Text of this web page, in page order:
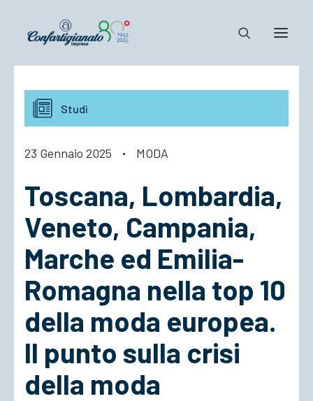
Notizie e Documenti
Confartigianato
Cosa Facciamo
ACCEDI
Studi
23 Gennaio 2025 · MODA
Toscana, Lombardia,
Veneto, Campania,
Marche ed Emilia-
Romagna nella top 10
della moda europea.
Il punto sulla crisi
della moda